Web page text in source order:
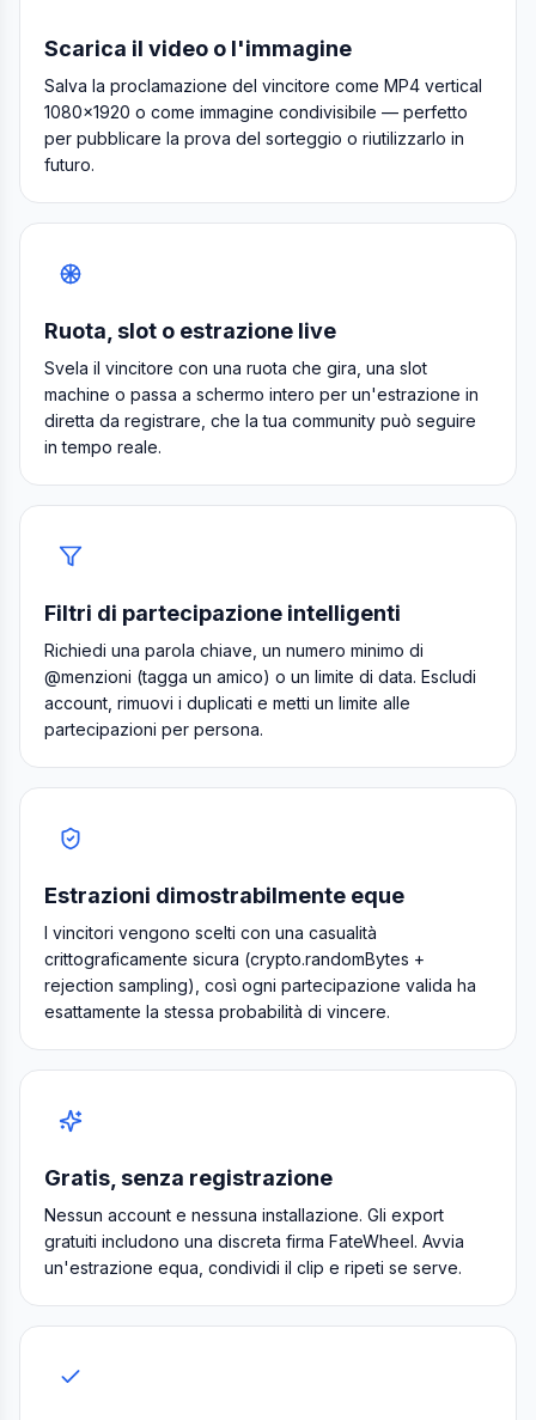
Scarica il video o l'immagine
Salva la proclamazione del vincitore come MP4 vertical
1080×1920 o come immagine condivisibile — perfetto
per pubblicare la prova del sorteggio o riutilizzarlo in
futuro.
Ruota, slot o estrazione live
Svela il vincitore con una ruota che gira, una slot
machine o passa a schermo intero per un'estrazione in
diretta da registrare, che la tua community può seguire
in tempo reale.
Filtri di partecipazione intelligenti
Richiedi una parola chiave, un numero minimo di
@menzioni (tagga un amico) o un limite di data. Escludi
account, rimuovi i duplicati e metti un limite alle
partecipazioni per persona.
Estrazioni dimostrabilmente eque
I vincitori vengono scelti con una casualità
crittograficamente sicura (crypto.randomBytes +
rejection sampling), così ogni partecipazione valida ha
esattamente la stessa probabilità di vincere.
Gratis, senza registrazione
Nessun account e nessuna installazione. Gli export
gratuiti includono una discreta firma FateWheel. Avvia
un'estrazione equa, condividi il clip e ripeti se serve.